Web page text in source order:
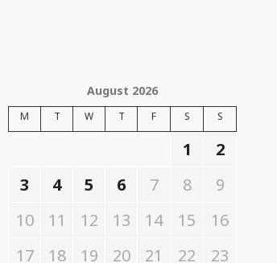
August 2026
M T W T F S S
1
2
3
4 5 6 7 8
9
10
11 12 13 14 15
16
17
18 19 20 21 22
23